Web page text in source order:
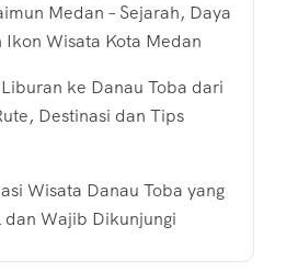
Medan – Sejarah, Daya
Ikon Wisata Kota Medan
ke Danau Toba dari
Destinasi dan Tips
Wisata Danau Toba yang
dan Wajib Dikunjungi